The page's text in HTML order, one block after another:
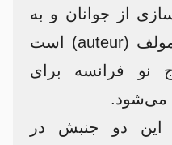
از جوانان و به
ویژه مفهوم کارگردان مولف (auteur) است
نو فرانسه برای
می‌شود.
این دو جنبش در